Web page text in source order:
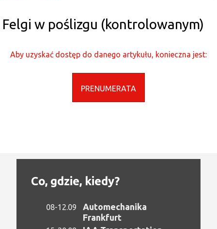
Felgi w poślizgu (kontrolowanym)
Aby uzyskać dostęp do danego artykułu, konieczna jest:
PRENUMERATA
Co, gdzie, kiedy?
08-12.09
Automechanika
Frankfurt